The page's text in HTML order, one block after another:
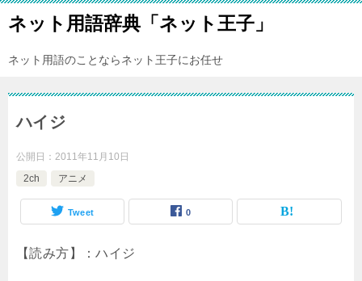
ネット用語辞典「ネット王子」
ネット用語のことならネット王子にお任せ
ハイジ
公開日： 2011年11月10日
2ch
アニメ
Tweet 0
【読み方】：ハイジ